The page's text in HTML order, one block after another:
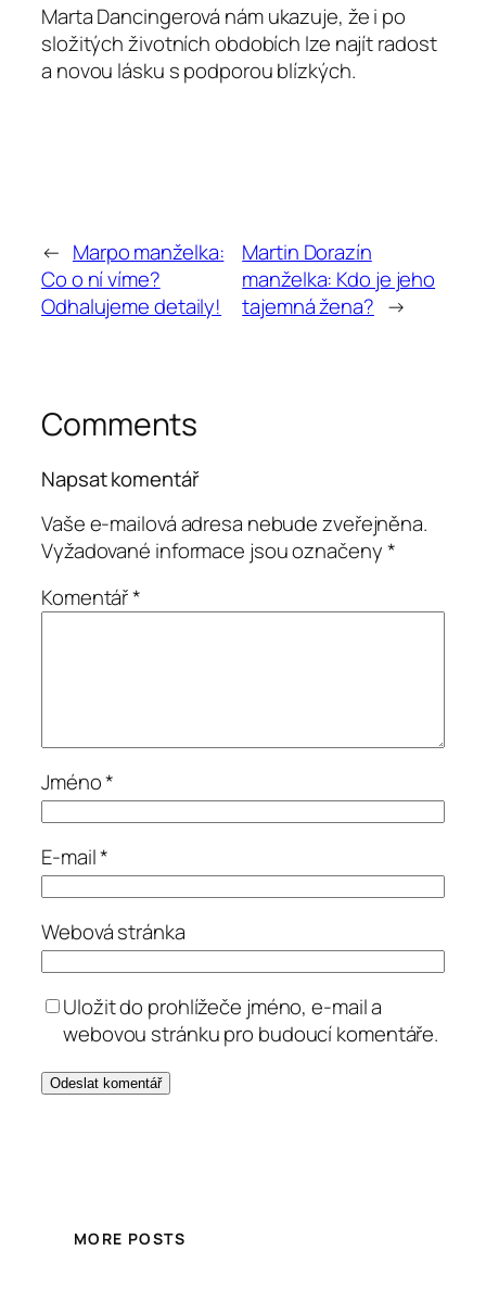
Marta Dancingerová nám ukazuje, že i po
složitých životních obdobích lze najít radost
a novou lásku s podporou blízkých.
← Marpo manželka:
Co o ní víme?
Odhalujeme detaily!
Martin Dorazín
manželka: Kdo je jeho
tajemná žena? →
Comments
Napsat komentář
Vaše e-mailová adresa nebude zveřejněna.
Vyžadované informace jsou označeny*
Komentář*
Jméno*
E-mail*
Webová stránka
Uložit do prohlížeče jméno, e-mail a
webovou stránku pro budoucí komentáře.
MORE POSTS